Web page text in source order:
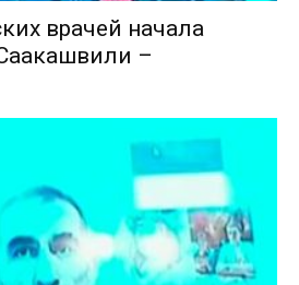
врачей начала
–